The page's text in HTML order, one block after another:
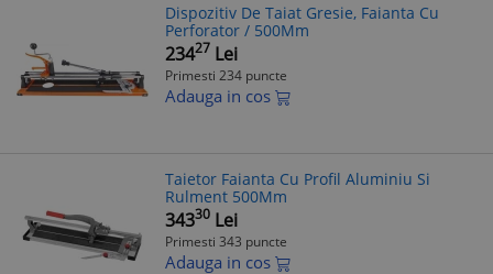
Dispozitiv De Taiat Gresie, Faianta Cu
Perforator / 500Mm
23427 Lei
Primesti 234 puncte
Adauga in cos
Taietor Faianta Cu Profil Aluminiu Si
Rulment 500Mm
34330 Lei
Primesti 343 puncte
Adauga in cos